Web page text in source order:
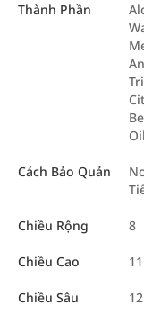
Thành Phần
Cách Bảo Quản
Chiều Rộng 8
Chiều Cao 11
Chiều Sâu